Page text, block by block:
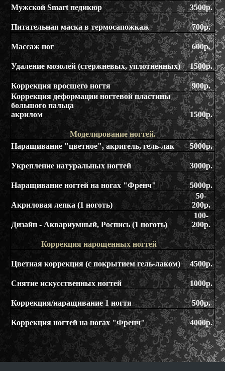
Мужской Smart педикюр
3500р.
Питательная маска в термосапожкаж 700р.
Массаж ног 600р.
Удаление мозолей (стержневых, уплотненных) 1500р.
Коррекция вросшего ногтя
900р.
Коррекция деформации ногтевой пластины
большого пальца
акрилом
1500р.
Моделирование ногтей.
Наращивание "цветное", акригель, гель-лак
5000р.
Укрепление натуральных ногтей 3000р.
Наращивание ногтей на ногах "Френч" 5000р.
Акриловая лепка (1 ноготь)
50-
200р.
Дизайн - Аквариумный, Роспись (1 ноготь)
100-
200р.
Коррекция нарощенных ногтей
Цветная коррекция (с покрытием гель-лаком) 4500р.
Снятие искусственных ногтей 1000р.
Коррекция/наращивание 1 ногтя 500р.
Коррекция ногтей на ногах "Френч" 4000р.